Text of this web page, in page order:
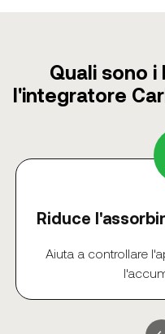
Quali sono
l'integratore
Riduce
Aiuta a controllare